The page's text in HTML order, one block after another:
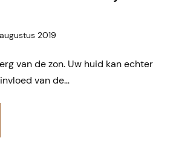
2019
van de zon. Uw huid kan echter
van de…